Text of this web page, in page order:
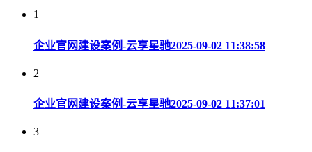
1
企业官网建设案例-云享星驰2025-09-02 11:38:58
2
企业官网建设案例-云享星驰2025-09-02 11:37:01
3